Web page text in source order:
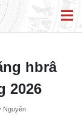
hbrâ
2026
Nguyên